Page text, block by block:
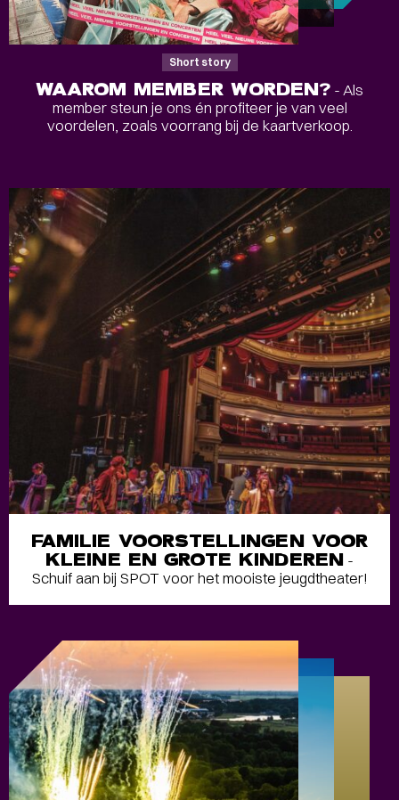
Short story
WAAROM MEMBER WORDEN? - Als
member steun je ons én profiteer je van veel
voordelen, zoals voorrang bij de kaartverkoop.
FAMILIE VOORSTELLINGEN VOOR
KLEINE EN GROTE KINDEREN -
Schuif aan bij SPOT voor het mooiste jeugdtheater!